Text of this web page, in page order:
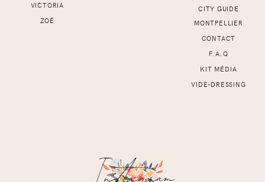
VICTORIA
ZOÉ
CITY GUIDE
MONTPELLIER
CONTACT
F.A.Q
KIT MÉDIA
VIDE-DRESSING